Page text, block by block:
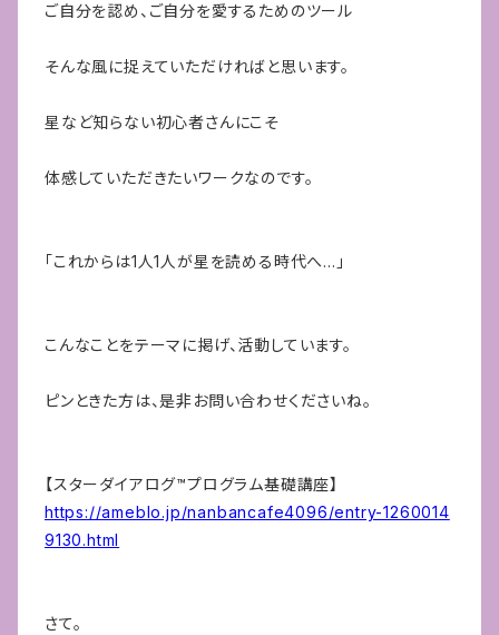
ご自分を認め、ご自分を愛するためのツール
そんな風に捉えていただければと思います。
星など知らない初心者さんにこそ
体感していただきたいワークなのです。
「これからは1人1人が星を読める時代へ…」
こんなことをテーマに掲げ、活動しています。
ピンときた方は、是非お問い合わせくださいね。
【スターダイアログ™️プログラム基礎講座】
https://ameblo.jp/nanbancafe4096/entry-1260014
9130.html
さて。